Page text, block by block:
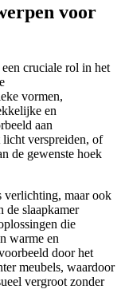
voor
cruciale rol in het
vormen,
en
aan
licht verspreiden, of
de gewenste hoek
verlichting, maar ook
de slaapkamer
die
warme en
door het
meubels, waardoor
vergroot zonder